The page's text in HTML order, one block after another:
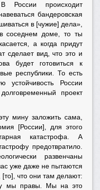
России происходит
бандеровская
в [чужие] дела»,
соседнем доме, то ты
а когда придут
сделает вид, что это и
будет готовиться к
республики. То есть
устойчивость России
проект
мину заложить сама,
[России], для этого
катастрофа. А
предотвратило.
развенчаны
уже даже не пытаются
[то], что они там делают:
мы правы. Мы на это